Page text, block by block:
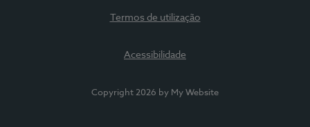
Termos de utilização
Acessibilidade
Copyright 2026 by My Website